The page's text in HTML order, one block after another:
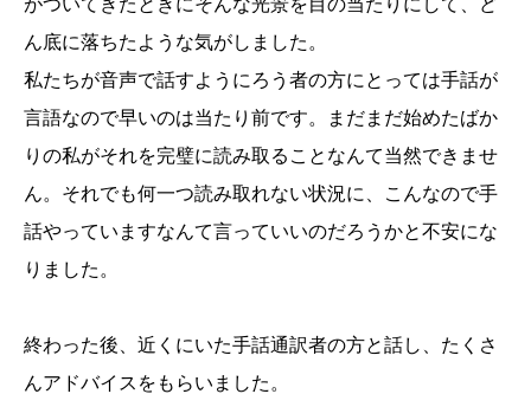
ん底に落ちたような気がしました。
私たちが音声で話すようにろう者の方にとっては手話が
言語なので早いのは当たり前です。まだまだ始めたばか
りの私がそれを完璧に読み取ることなんて当然できませ
ん。それでも何一つ読み取れない状況に、こんなので手
話やっていますなんて言っていいのだろうかと不安にな
りました。
終わった後、近くにいた手話通訳者の方と話し、たくさ
んアドバイスをもらいました。